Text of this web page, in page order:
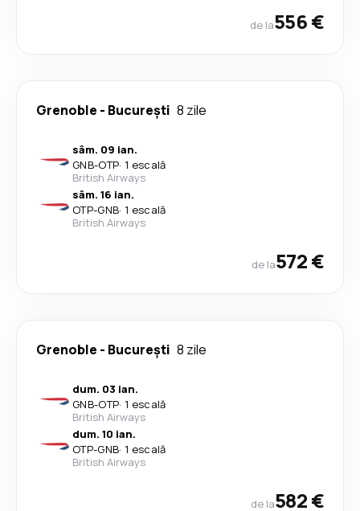
de la556 €
Grenoble - București 8 zile
sâm. 09 ian.
GNB-OTP· 1 escală
British Airways
sâm. 16 ian.
OTP-GNB· 1 escală
British Airways
de la572 €
Grenoble - București 8 zile
dum. 03 ian.
GNB-OTP· 1 escală
British Airways
dum. 10 ian.
OTP-GNB· 1 escală
British Airways
de la582 €